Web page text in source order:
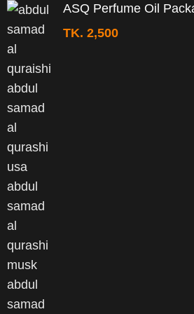
ASQ Perfume Oil
TK. 2,500